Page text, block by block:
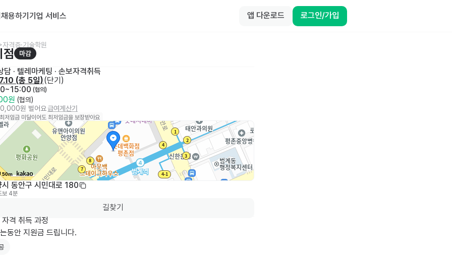
채용하기 기업 서비스 앱 다운로드 로그인/가입
자격증·기술학원
점
마감
담 · 텔레마케팅 · 손보자격취득
(총 5일)(단기 )
(협의)
원 (협의)
원 벌어요급여계산기
저임금 미달이어도 최저임금을 보장받아요
50m
시 동안구 시민대로 180
보 4분
길찾기
격 취득 과정
동안 지원금 드립니다.